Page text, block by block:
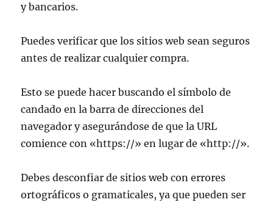
y bancarios.
Puedes verificar que los sitios web sean seguros
antes de realizar cualquier compra.
Esto se puede hacer buscando el símbolo de
candado en la barra de direcciones del
navegador y asegurándose de que la URL
comience con «https://» en lugar de «http://».
Debes desconfiar de sitios web con errores
ortográficos o gramaticales, ya que pueden ser